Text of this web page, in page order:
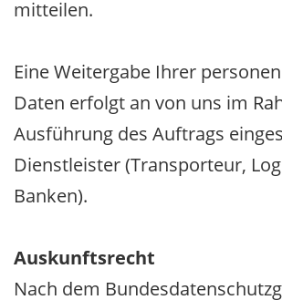
mitteilen.
Eine Weitergabe Ihrer
Daten erfolgt an von uns im
Ausführung des Auftrags
Dienstleister (Transporteur,
Banken).
Auskunftsrecht
Nach dem